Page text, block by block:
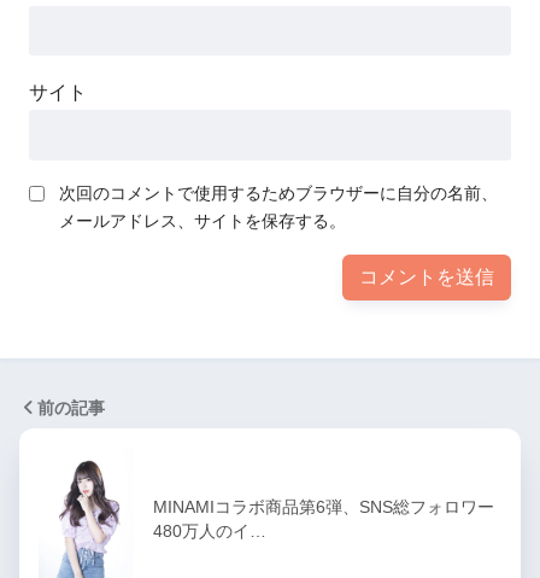
サイト
次回のコメントで使用するためブラウザーに自分の名前、
メールアドレス、サイトを保存する。
前の記事
MINAMIコラボ商品第6弾、SNS総フォロワー
480万人のイ…